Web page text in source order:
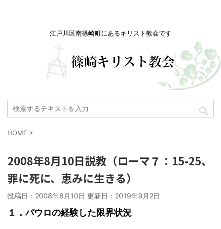
江戸川区南篠崎町にあるキリスト教会です
HOME >
2008年8月10日説教（ローマ７：15-25、
罪に死に、恵みに生きる）
投稿日：2008年8月10日 更新日： 2019年9月2日
１．パウロの経験した限界状況